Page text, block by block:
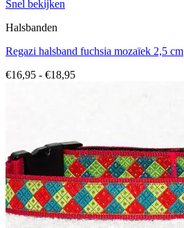
Snel bekijken
Halsbanden
Regazi halsband fuchsia mozaïek 2,5 cm
€16,95 - €18,95Prijsklasse: